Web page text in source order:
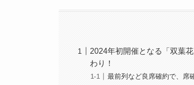
2024年初開催となる「双葉
わり！
最前列など良席確約で、席